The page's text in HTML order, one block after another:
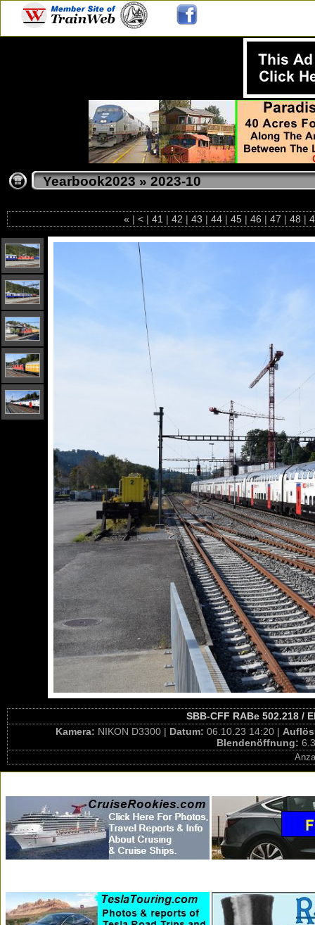
Yearbook2023»2023-10
« | < | 41 | 42 | 43 | 44 | 45 | 46 | 47 | 48 |
SBB-CFF RABe 502.218 /
Kamera: NIKON D3300 | Datum: 06.10.23 14:20 |
Blendenöffnung: